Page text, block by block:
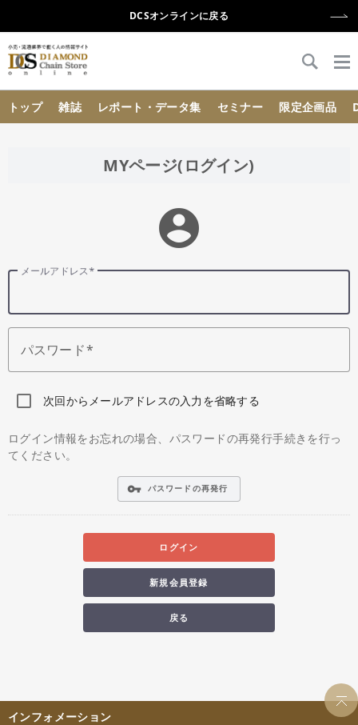
DCSオンラインに戻る
トップ 雑誌 レポート・データ集 セミナー 限定企画品
MYページ(ログイン)
account_circle
メールアドレス
パスワード
次回からメールアドレスの入力を省略する
ログイン情報をお忘れの場合、パスワードの再発行手続きを行っ
てください。
vpn_key パスワードの再発行
ログイン
新規会員登録
戻る
インフォメーション